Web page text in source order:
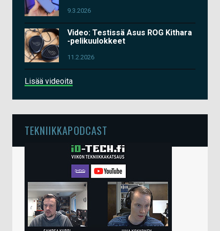
9.3.2026
Video: Testissä Asus ROG Kithara
-pelikuulokkeet
11.2.2026
Lisää videoita
TEKNIIKKAPODCAST